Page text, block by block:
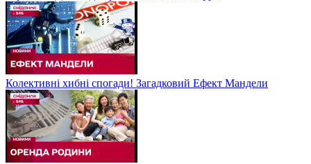
Колективні хибні спогади! Загадковий Ефект Мандели